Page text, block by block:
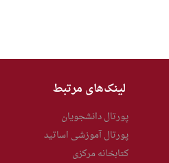
لینک‌های مرتبط
پورتال دانشجویان
پورتال آموزشی اساتید
کتابخانه مرکزی